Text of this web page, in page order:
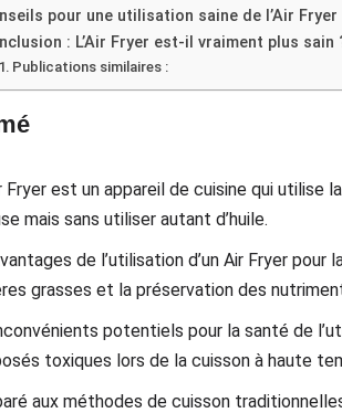
pour une utilisation saine de l’Air Fryer
: L’Air Fryer est-il vraiment plus sain
Publications similaires :
Fryer est un appareil de cuisine qui utilise
mais sans utiliser autant d’huile.
de l’utilisation d’un Air Fryer
grasses et la préservation des
potentiels pour la santé de
toxiques lors de la cuisson à haute
aux méthodes de cuisson